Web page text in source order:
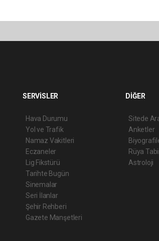
SERVİSLER
Hava Durumu
Yol ve Trafik
Namaz Vakitleri
Eczaneler
Lig Fikstürü
Tarihte Bugün
Sinemalar
Seri İlanlar
Şehir Rehberi
Gazete Manşetleri
DİĞER
Sitede
Anketler
Rüya
Astroloji